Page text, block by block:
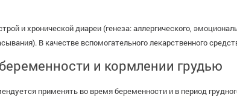
и хронической диареи (генеза: аллергического,
В качестве вспомогательного лекарственного
и кормлении грудью
применять во время беременности и в период